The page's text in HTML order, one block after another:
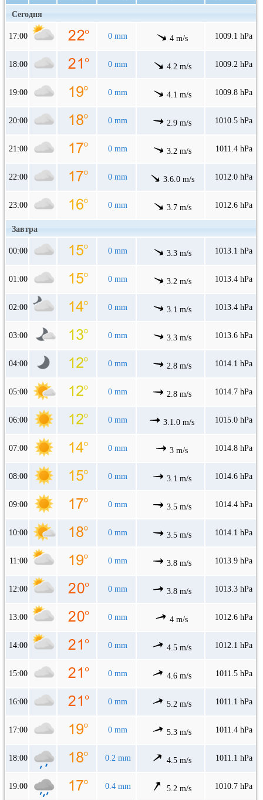
Сегодня
17:00 0 mm 4 m/s 1009.1 hPa
18:00 0 mm 4.2 m/s 1009.2 hPa
19:00 0 mm 4.1 m/s 1009.8 hPa
20:00 0 mm 2.9 m/s 1010.5 hPa
21:00 0 mm 3.2 m/s 1011.4 hPa
22:00 0 mm 3.6.0 m/s 1012.0 hPa
23:00 0 mm 3.7 m/s 1012.6 hPa
Завтра
00:00 0 mm 3.3 m/s 1013.1 hPa
01:00 0 mm 3.2 m/s 1013.4 hPa
02:00 0 mm 3.1 m/s 1013.4 hPa
03:00 0 mm 3.3 m/s 1013.6 hPa
04:00 0 mm 2.8 m/s 1014.1 hPa
05:00 0 mm 2.8 m/s 1014.7 hPa
06:00 0 mm 3.1.0 m/s 1015.0 hPa
07:00 0 mm 3 m/s 1014.8 hPa
08:00 0 mm 3.1 m/s 1014.6 hPa
09:00 0 mm 3.5 m/s 1014.4 hPa
10:00 0 mm 3.5 m/s 1014.1 hPa
11:00 0 mm 3.8 m/s 1013.9 hPa
12:00 0 mm 3.8 m/s 1013.3 hPa
13:00 0 mm 4 m/s 1012.6 hPa
14:00 0 mm 4.5 m/s 1012.1 hPa
15:00 0 mm 4.6 m/s 1011.5 hPa
16:00 0 mm 5.2 m/s 1011.1 hPa
17:00 0 mm 5.3 m/s 1011.4 hPa
18:00 0.2 mm 4.5 m/s 1011.1 hPa
19:00 0.4 mm 5.2 m/s 1010.7 hPa